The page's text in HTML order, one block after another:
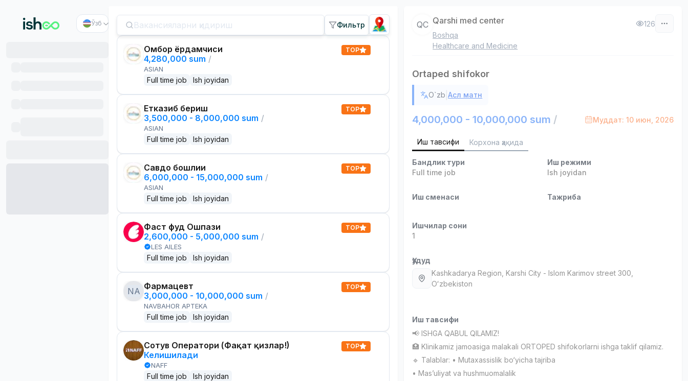
Ўзб Фильтр
Омбор ёрдамчиси
4,280,000 sum /
ASIAN
Full time job Ish joyidan
TOP
Етказиб бериш
3,500,000 - 8,000,000 sum /
ASIAN
Full time job Ish joyidan
TOP
Савдо бошлиғи
6,000,000 - 15,000,000 sum /
ASIAN
Full time job Ish joyidan
TOP
Фаст фуд Ошпази
2,600,000 - 5,000,000 sum /
LES AILES
Full time job Ish joyidan
TOP
NA Фармацевт
3,000,000 - 10,000,000 sum /
NAVBAHOR APTEKA
Full time job Ish joyidan
TOP
Сотув Оператори (Фақат қизлар!)
Келишилади
NAFF
Full time job Ish joyidan
TOP
QC Qarshi med center
Boshqa
Healthcare and Medicine
126
Ortaped shifokor
O`zb |Асл матн
4,000,000 - 10,000,000 sum / Муддат: 10 июн, 2026
Иш тавсифи Корхона ҳақида
Бандлик тури
Full time job
Иш режими
Ish joyidan
Иш сменаси Тажриба
Ишчилар сони
1
Ҳудуд
Kashkadarya Region , Karshi City - Islom Karimov street 300,
Oʻzbekiston
Иш тавсифи
📢 ISHGA QABUL QILAMIZ!
🏥 Klinikamiz jamoasiga malakali ORTOPED shifokorlarni ishga taklif qilamiz.
🔹 Talablar: • Mutaxassislik bo‘yicha tajriba
• Mas’uliyat va hushmuomalalik